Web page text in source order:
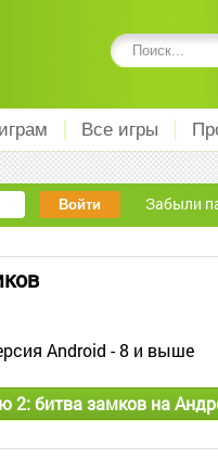
Все игры
Забыли
Android - 8 и выше
2: битва замков на